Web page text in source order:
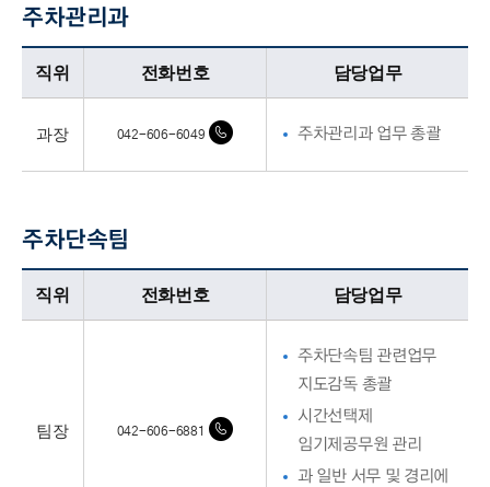
주차관리과
주차관리과업무담당자의 정보로 직위, 전화번호, 담당업무를 안내하고 있습니다
직위 전화번호 담당업무
과장 042-606-6049 주차관리과 업무 총괄
주차단속팀
주차단속팀업무담당자의 정보로 직위, 전화번호, 담당업무를 안내하고 있습니다
직위 전화번호 담당업무
팀장 042-606-6881
주차단속팀 관련업무
지도감독 총괄
시간선택제
임기제공무원 관리
과 일반 서무 및 경리에